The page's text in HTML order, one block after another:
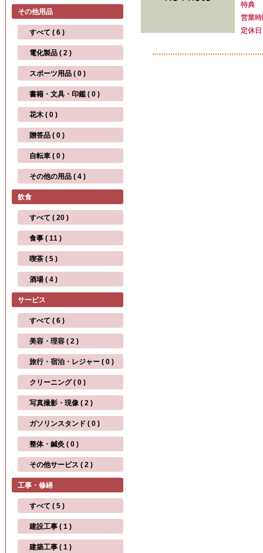
その他用品
すべて ( 6 )
電化製品 ( 2 )
スポーツ用品 ( 0 )
書籍・文具・印鑑 ( 0 )
花木 ( 0 )
贈答品 ( 0 )
自転車 ( 0 )
その他の用品 ( 4 )
飲食
すべて ( 20 )
食事 ( 11 )
喫茶 ( 5 )
酒場 ( 4 )
サービス
すべて ( 6 )
美容・理容 ( 2 )
旅行・宿泊・レジャー ( 0 )
クリーニング ( 0 )
写真撮影・現像 ( 2 )
ガソリンスタンド ( 0 )
整体・鍼灸 ( 0 )
その他サービス ( 2 )
工事・修繕
すべて ( 5 )
建設工事 ( 1 )
建築工事 ( 1 )
特典
営業
定休日